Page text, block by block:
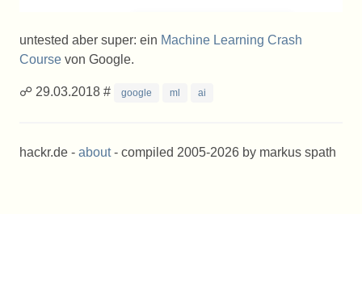
untested aber super: ein Machine Learning Crash
Course von Google.
☍ 29.03.2018 # google ml ai
hackr.de - about- compiled 2005-2026 by markus spath